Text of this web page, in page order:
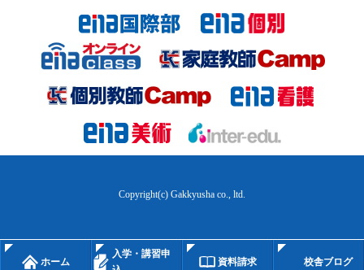
Copyright(c) Gakkyusha co., ltd.
ホーム
入学・講習申
資料請求 校舎ブログ